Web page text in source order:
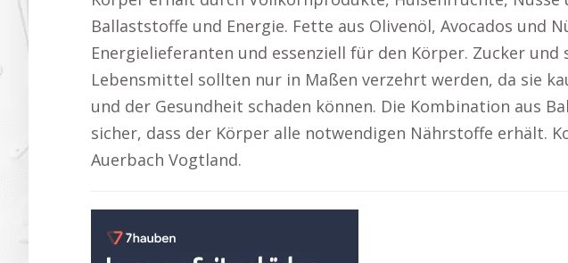
Ballaststoffe und Energie. Fette aus Olivenöl, Avocados und
Energielieferanten und essenziell für den Körper. Zucker
Lebensmittel sollten nur in Maßen verzehrt werden, da sie
und der Gesundheit schaden können. Die Kombination aus
sicher, dass der Körper alle notwendigen Nährstoffe erhält.
Auerbach Vogtland.